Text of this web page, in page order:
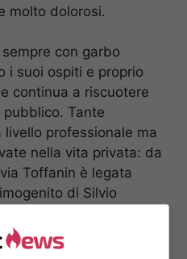
molto dolorosi.
con garbo
i suoi ospiti e proprio
continua a riscuotere
Tante
professionale ma
nella vita privata: da
Toffanin è legata
di Silvio
Valentina.